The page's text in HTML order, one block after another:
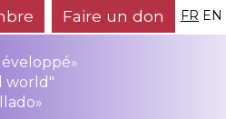
Faire un don FR EN
world"